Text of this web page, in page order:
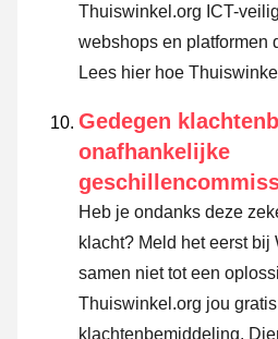
Thuiswinkel.org ICT-
webshops en platformen
Lees hier hoe
Gedegen
onafhankelijke
Heb je ondanks deze
klacht? Meld het eerst
samen niet tot een
Thuiswinkel.org jou
klachtenbemiddeling.